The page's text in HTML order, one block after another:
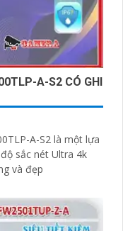
A-S2 CÓ GHI
A-S2 là một lựa
và đẹp